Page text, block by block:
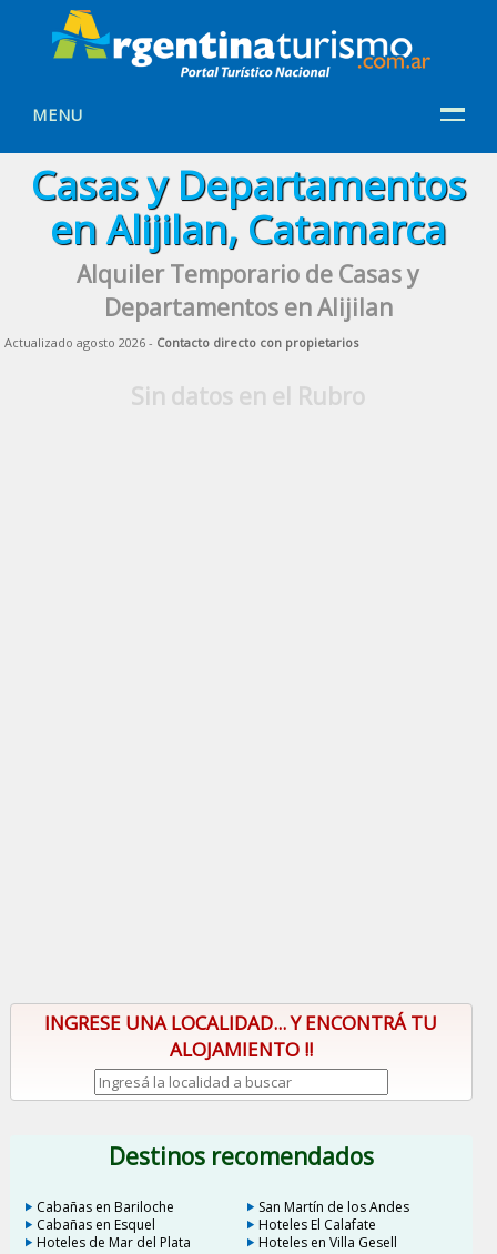
MENU
Casas y Departamentos
en Alijilan, Catamarca
Alquiler Temporario de Casas y
Departamentos en Alijilan
Actualizado agosto 2026 - Contacto directo con propietarios
Sin datos en el Rubro
INGRESE UNA LOCALIDAD... Y ENCONTRÁ TU
ALOJAMIENTO !!
Destinos recomendados
Cabañas en Bariloche
San Martín de los Andes
Cabañas en Esquel
Hoteles El Calafate
Hoteles de Mar del Plata
Hoteles en Villa Gesell